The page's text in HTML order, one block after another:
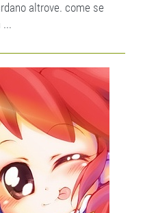
altrove. come se
...